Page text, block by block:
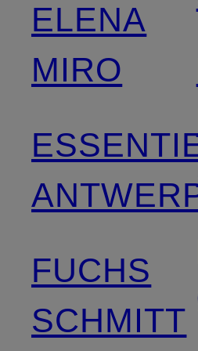
ELENA
MIRO
FUCHS
SCHMITT